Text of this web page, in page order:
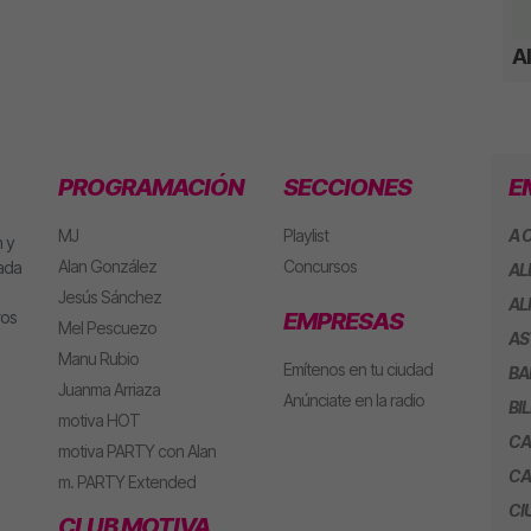
y
PROGRAMACIÓN
MJ
Alan González
Jesús Sánchez
Mel Pescuezo
Manu Rubio
Juanma Arriaza
motiva HOT
motiva PARTY con Alan
m. PARTY Extended
SECCIONES
Playlist
Concursos
EMPRESAS
Emítenos en tu ciudad
Anúnciate en la radio
A